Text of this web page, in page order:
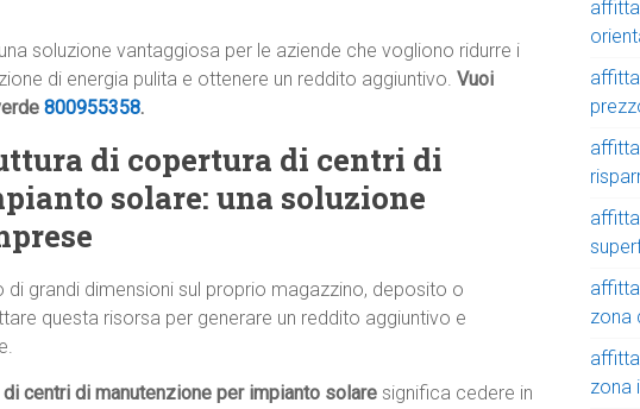
soluzione vantaggiosa per le aziende che vogliono ridurre i
di energia pulita e ottenere un reddito aggiuntivo. Vuoi
800955358.
di copertura di centri di
solare: una soluzione
grandi dimensioni sul proprio magazzino, deposito o
questa risorsa per generare un reddito aggiuntivo e
centri di manutenzione per impianto solare significa cedere in
zona
zona